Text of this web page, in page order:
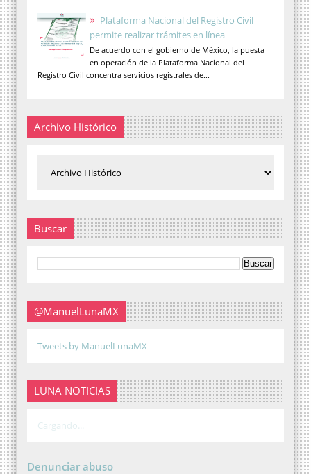
Plataforma Nacional del Registro Civil
permite realizar trámites en línea
De acuerdo con el gobierno de México, la puesta
en operación de la Plataforma Nacional del
Registro Civil concentra servicios registrales de...
Archivo Histórico
Buscar
@ManuelLunaMX
Tweets by ManuelLunaMX
LUNA NOTICIAS
Cargando...
Denunciar abuso